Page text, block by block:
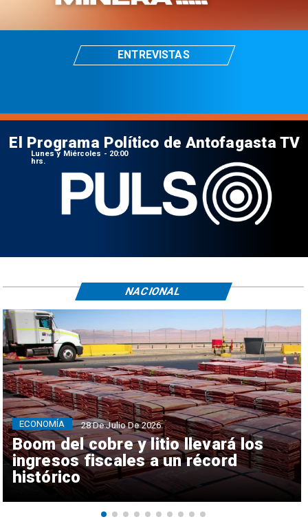
ENTREVISTAS
El Programa Político de Antofagasta TV
Lunes y Miércoles - 20:00
hrs.
Boom del cobre y litio llevará los
ingresos fiscales a un récord
histórico
ECONOMÍA 28 De Julio De 2026
NACIONAL